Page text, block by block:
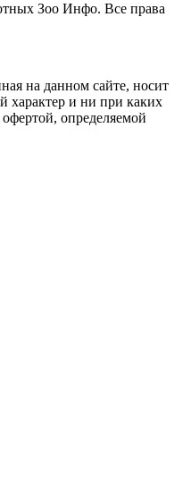
Зоо Инфо. Все права
на данном сайте, носит
характер и ни при каких
определяемой